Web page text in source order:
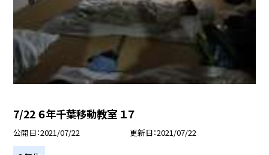
7/22 ６年千葉移動教室 １７
公開日 2021/07/22 更新日 2021/07/22